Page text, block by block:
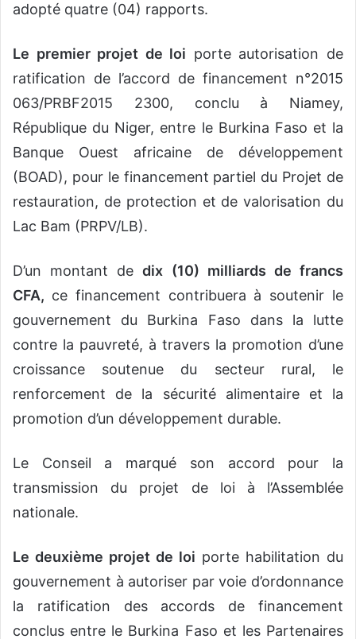
adopté quatre (04) rapports.
Le premier projet de loi porte autorisation de
ratification de l’accord de financement n°2015
063/PRBF2015 2300, conclu à Niamey,
République du Niger, entre le Burkina Faso et la
Banque Ouest africaine de développement
(BOAD), pour le financement partiel du Projet de
restauration, de protection et de valorisation du
Lac Bam (PRPV/LB).
D’un montant dedix (10) milliards de francs
CFA, ce financement contribuera à soutenir le
gouvernement du Burkina Faso dans la lutte
contre la pauvreté, à travers la promotion d’une
croissance soutenue du secteur rural, le
renforcement de la sécurité alimentaire et la
promotion d’un développement durable.
Le Conseil a marqué son accord pour la
transmission du projet de loi à l’Assemblée
nationale.
Le deuxième projet de loi porte habilitation du
gouvernement à autoriser par voie d’ordonnance
la ratification des accords de financement
conclus entre le Burkina Faso et les Partenaires